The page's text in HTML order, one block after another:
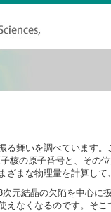
る舞いを調べています
核の原子番号と、その
まな物理量を計算して
元結晶の欠陥を中心
えなくなるのです。そ